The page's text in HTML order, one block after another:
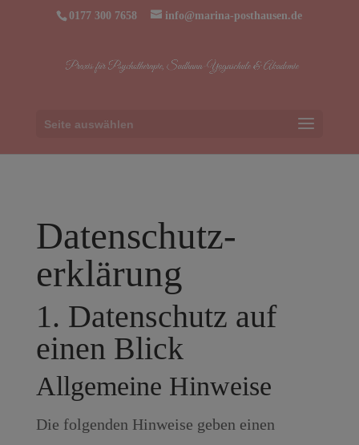
0177 300 7658 info@marina-posthausen.de
Seite auswählen
Datenschutz­
erklärung
1. Datenschutz auf
einen Blick
Allgemeine Hinweise
Die folgenden Hinweise geben einen